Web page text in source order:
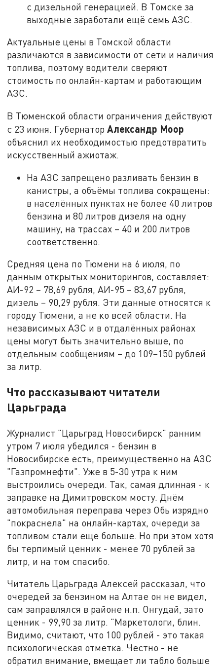
с дизельной генерацией. В Томске за
выходные заработали ещё семь АЗС.
Актуальные цены в Томской области
различаются в зависимости от сети и наличия
топлива, поэтому водители сверяют
стоимость по онлайн-картам и работающим
АЗС.
В Тюменской области ограничения действуют
с 23 июня. ГубернаторАлександр Моор
объяснил их необходимостью предотвратить
искусственный ажиотаж.
На АЗС запрещено разливать бензин в
канистры, а объёмы топлива сокращены:
в населённых пунктах не более 40 литров
бензина и 80 литров дизеля на одну
машину, на трассах – 40 и 200 литров
соответственно.
Средняя цена по Тюмени на 6 июля, по
данным открытых мониторингов, составляет:
АИ-92 – 78,69 рубля, АИ-95 – 83,67 рубля,
дизель – 90,29 рубля. Эти данные относятся к
городу Тюмени, а не ко всей области. На
независимых АЗС и в отдалённых районах
цены могут быть значительно выше, по
отдельным сообщениям – до 109–150 рублей
за литр.
Что рассказывают читатели
Царьграда
Журналист "Царьград Новосибирск" ранним
утром 7 июля убедился - бензин в
Новосибирске есть, преимущественно на АЗС
"Газпромнефти". Уже в 5-30 утра к ним
выстроились очереди. Так, самая длинная - к
заправке на Димитровском мосту. Днём
автомобильная переправа через Обь изрядно
"покраснела" на онлайн-картах, очереди за
топливом стали еще больше. Но при этом хотя
бы терпимый ценник - менее 70 рублей за
литр, и на том спасибо.
Читатель Царьграда Алексей рассказал, что
очередей за бензином на Алтае он не видел,
сам заправлялся в районе н.п. Онгудай, зато
ценник - 99,90 за литр. "Маркетологи, блин.
Видимо, считают, что 100 рублей - это такая
психологическая отметка. Честно - не
обратил внимание, вмещает ли табло больше